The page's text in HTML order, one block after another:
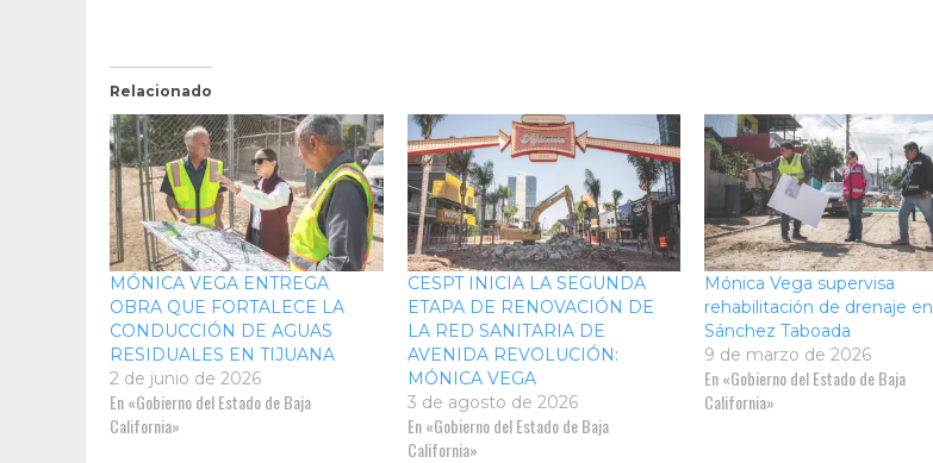
Relacionado
MÓNICA VEGA ENTREGA
OBRA QUE FORTALECE LA
CONDUCCIÓN DE AGUAS
RESIDUALES EN TIJUANA
2 de junio de 2026
En «Gobierno del Estado de Baja
California»
CESPT INICIA LA SEGUNDA
ETAPA DE RENOVACIÓN DE
LA RED SANITARIA DE
AVENIDA REVOLUCIÓN:
MÓNICA VEGA
3 de agosto de 2026
En «Gobierno del Estado de Baja
California»
Mónica Vega supervisa
rehabilitación de drenaje en
Sánchez Taboada
9 de marzo de 2026
En «Gobierno del Estado de Baja
California»